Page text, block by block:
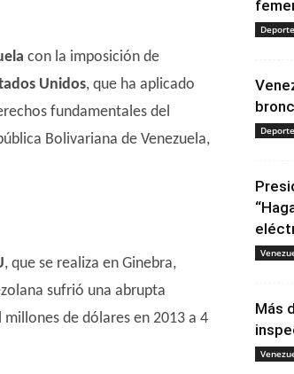
con la imposición de
Unidos, que ha aplicado
fundamentales del
Bolivariana de Venezuela,
, que se realiza en Ginebra,
sufrió una abrupta
millones de dólares en 2013 a 4
Más